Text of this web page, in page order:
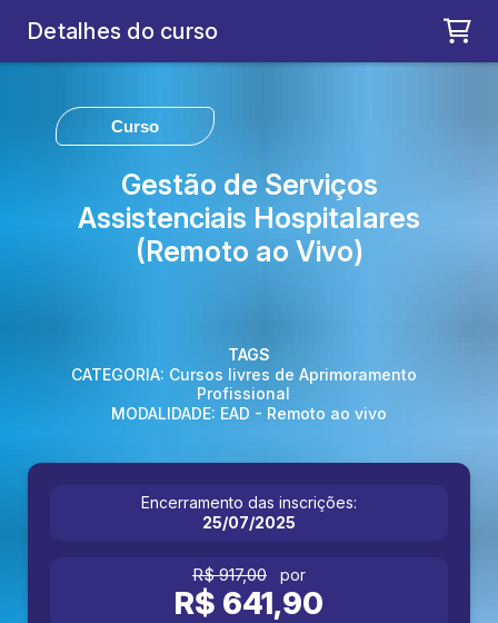
Detalhes do curso
Curso
Gestão de Serviços
Assistenciais Hospitalares
(Remoto ao Vivo)
TAGS
CATEGORIA: Cursos livres de Aprimoramento
Profissional
MODALIDADE: EAD - Remoto ao vivo
Encerramento das inscrições:
25/07/2025
R$ 917,00 por
R$ 641,90